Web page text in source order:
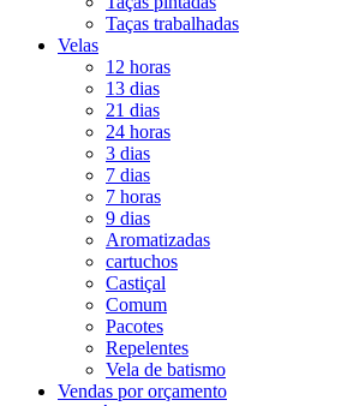
Taças trabalhadas
Velas
12 horas
13 dias
21 dias
24 horas
3 dias
7 dias
7 horas
9 dias
Aromatizadas
cartuchos
Castiçal
Comum
Pacotes
Repelentes
Vela de batismo
Vendas por orçamento